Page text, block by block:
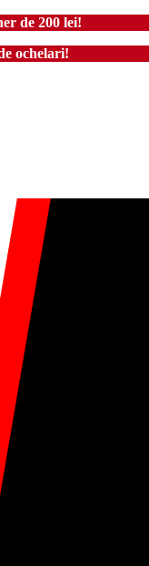
de 200 lei!
ochelari!